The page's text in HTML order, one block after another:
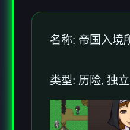
名称: 帝国入境
类型: 历险, 独